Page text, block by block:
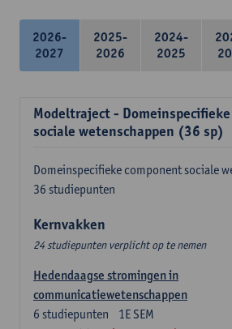
2026-
2027
2025-
2026
2024-
2025
Modeltraject -
sociale wetenschappen (36 sp)
Domeinspecifieke component sociale
36 studiepunten
Kernvakken
24 studiepunten verplicht op te nemen
Hedendaagse stromingen in
communicatiewetenschappen
1E SEM
6 studiepunten